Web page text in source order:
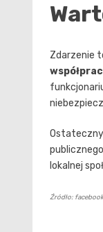
Zdarzenie
Ostateczny
lokalnej
Źródło: